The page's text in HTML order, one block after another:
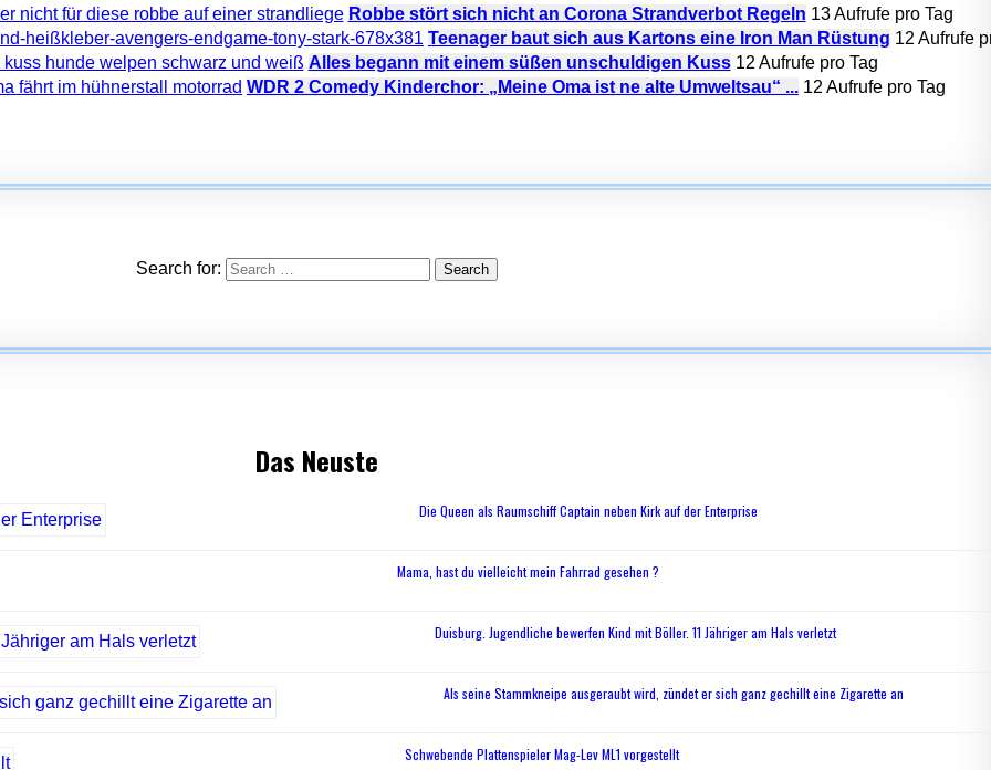
Robbe stört sich nicht an Corona Strandverbot Regeln 13 Aufrufe pro Tag
Teenager baut sich aus Kartons eine Iron Man Rüstung 12 Aufrufe
Alles begann mit einem süßen unschuldigen Kuss 12 Aufrufe pro Tag
WDR 2 Comedy Kinderchor: „Meine Oma ist ne alte Umweltsau“ ... 12 Aufrufe pro Tag
Search for:
Das Neuste
Die Queen als Raumschiff Captain neben Kirk auf der Enterprise
Mama, hast du vielleicht mein Fahrrad gesehen ?
Duisburg. Jugendliche bewerfen Kind mit Böller. 11 Jähriger am Hals verletzt
Als seine Stammkneipe ausgeraubt wird, zündet er sich ganz gechillt eine Zigarette an
Schwebende Plattenspieler Mag-Lev ML1 vorgestellt